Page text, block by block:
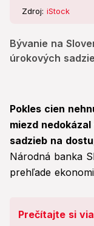
Zdroj: iStock
Bývanie na
úrokových
Pokles cien
miezd
sadzieb na
Národná banka
prehľade
Prečítajte si